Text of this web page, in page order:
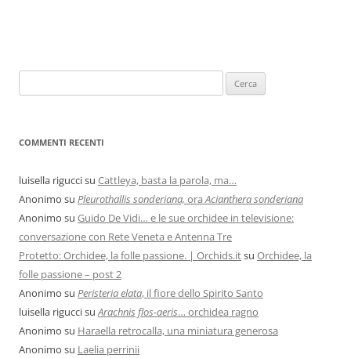
COMMENTI RECENTI
luisella riguccisu Cattleya, basta la parola, ma…
Anonimo su Pleurothallis sonderiana, oraAcianthera sonderiana
Anonimo su Guido De Vidi… e le sue orchidee in televisione:
conversazione con Rete Veneta e Antenna Tre
Protetto: Orchidee, la folle passione. | Orchids.itsu Orchidee, la
folle passione – post 2
Anonimo su Peristeria elata, il fiore dello Spirito Santo
luisella riguccisuArachnis flos-aeris… orchidea ragno
Anonimo su Haraella retrocalla, una miniatura generosa
Anonimo su Laelia perrinii